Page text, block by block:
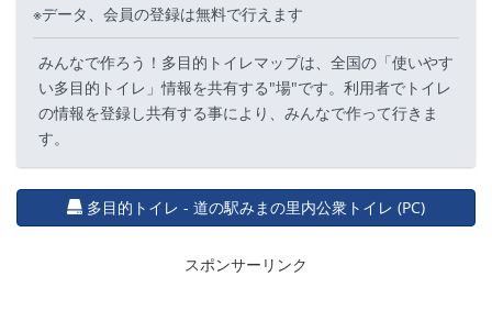
※データ、会員の登録は無料で行えます
みんなで作ろう！多目的トイレマップは、全国の「使いやす
い多目的トイレ」情報を共有する"場"です。利用者でトイレ
の情報を登録し共有する事により、みんなで作って行きま
す。
多目的トイレ - 道の駅みまの里内公衆トイレ (PC)
スポンサーリンク